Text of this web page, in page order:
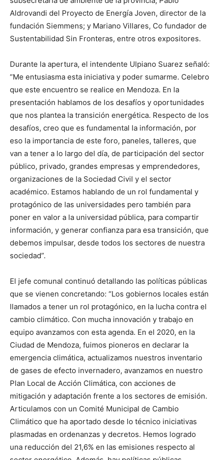
Aldrovandi del Proyecto de Energía Joven, director de la
fundación Siemmens; y Mariano Villares, Co fundador de
Sustentabilidad Sin Fronteras, entre otros expositores.
Durante la apertura, el intendente Ulpiano Suarez señaló:
“Me entusiasma esta iniciativa y poder sumarme. Celebro
que este encuentro se realice en Mendoza. En la
presentación hablamos de los desafíos y oportunidades
que nos plantea la transición energética. Respecto de los
desafíos, creo que es fundamental la información, por
eso la importancia de este foro, paneles, talleres, que
van a tener a lo largo del día, de participación del sector
público, privado, grandes empresas y emprendedores,
organizaciones de la Sociedad Civil y el sector
académico. Estamos hablando de un rol fundamental y
protagónico de las universidades pero también para
poner en valor a la universidad pública, para compartir
información, y generar confianza para esa transición, que
debemos impulsar, desde todos los sectores de nuestra
sociedad”.
El jefe comunal continuó detallando las políticas públicas
que se vienen concretando: “Los gobiernos locales están
llamados a tener un rol protagónico, en la lucha contra el
cambio climático. Con mucha innovación y trabajo en
equipo avanzamos con esta agenda. En el 2020, en la
Ciudad de Mendoza, fuimos pioneros en declarar la
emergencia climática, actualizamos nuestros inventario
de gases de efecto invernadero, avanzamos en nuestro
Plan Local de Acción Climática, con acciones de
mitigación y adaptación frente a los sectores de emisión.
Articulamos con un Comité Municipal de Cambio
Climático que ha aportado desde lo técnico iniciativas
plasmadas en ordenanzas y decretos. Hemos logrado
una reducción del 21,6% en las emisiones respecto al